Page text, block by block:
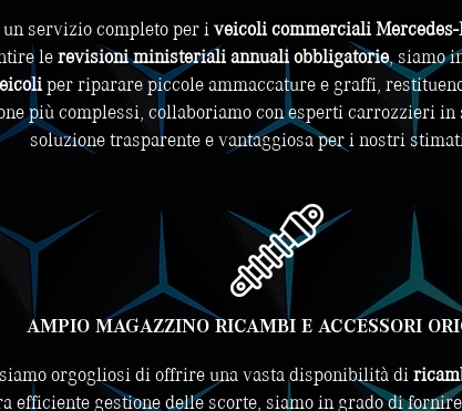
servizio completo per iveicoli commerciali Mercedes-
lerevisioni ministeriali annuali obbligatorie, siamo
per riparare piccole ammaccature e graffi,
più complessi, collaboriamo con esperti carrozzieri in
soluzione trasparente e vantaggiosa per i nostri
AMPIO MAGAZZINO RICAMBI E ACCESSORI
orgogliosi di offrire una vasta disponibilità di
efficiente gestione delle scorte, siamo in grado di